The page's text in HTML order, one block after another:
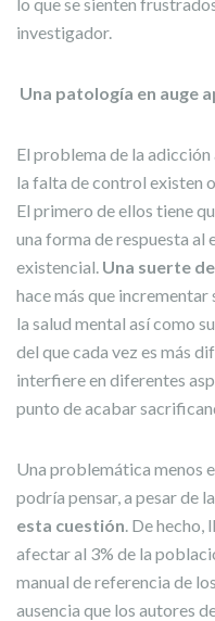
investigador.
Una patología en auge
El problema de la adicción
la falta de control existen
El primero de ellos tiene
una forma de respuesta al
existencial. Una suerte
hace más que
la salud mental así como
del que cada vez es más
interfiere en diferentes
punto de acabar
Una problemática menos
podría pensar, a pesar de la
esta cuestión. De hecho,
afectar al 3% de la
manual de referencia de
ausencia que los autores